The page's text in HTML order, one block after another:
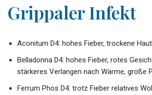
Grippaler Infekt
Aconitum D4: hohes Fieber, trockene
Belladonna D4: hohes Fieber, rotes
stärkeres Verlangen nach Wärme, große
Ferrum Phos D4: trotz Fieber relatives